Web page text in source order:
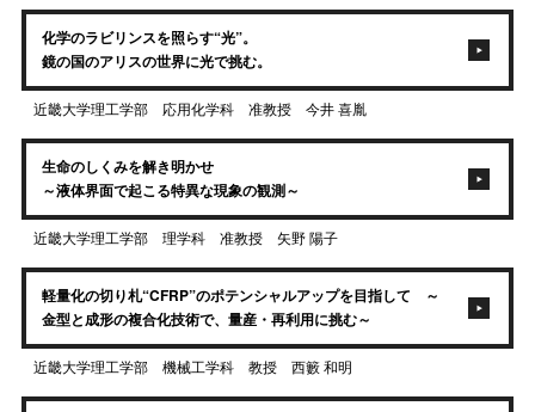
化学のラビリンスを照らす“光”。
鏡の国のアリスの世界に光で挑む。
近畿大学理工学部 応用化学科 准教授 今井 喜胤
生命のしくみを解き明かせ
～液体界面で起こる特異な現象の観測～
近畿大学理工学部 理学科 准教授 矢野 陽子
軽量化の切り札“CFRP”のポテンシャルアップを目指して ～
金型と成形の複合化技術で、量産・再利用に挑む～
近畿大学理工学部 機械工学科 教授 西籔 和明